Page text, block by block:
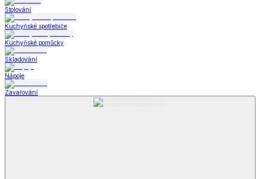
Stolování
Kuchyňské spotřebiče
Kuchyňské pomůcky
Skladování
Nápoje
Zavařování